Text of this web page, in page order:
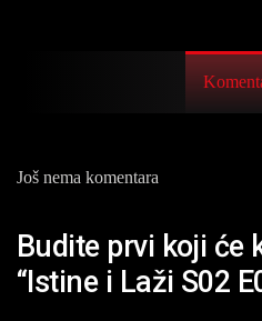
Još nema komentara
Budite prvi koji će
“Istine i Laži S02